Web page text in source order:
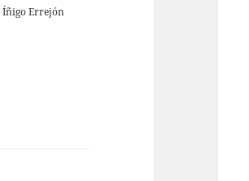
Íñigo Errejón